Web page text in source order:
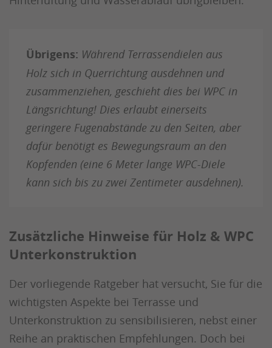
Übrigens: Während Terrassendielen aus
Holz sich in Querrichtung ausdehnen und
zusammenziehen, geschieht dies bei WPC in
Längsrichtung! Dies erlaubt einerseits
geringere Fugenabstände zu den Seiten, aber
dafür benötigt es Bewegungsraum an den
Kopfenden (eine 6 Meter lange WPC-Diele
kann sich bis zu zwei Zentimeter ausdehnen).
Zusätzliche Hinweise für Holz & WPC
Unterkonstruktion
Der vorliegende Ratgeber hat versucht, Sie für die
wichtigsten Aspekte bei Terrasse und
Unterkonstruktion zu sensibilisieren, nebst einer
Reihe an praktischen Empfehlungen. Doch bei